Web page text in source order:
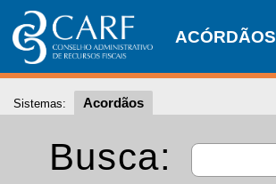
ACÓRDÃOS
Sistemas: Acordãos
Busca: